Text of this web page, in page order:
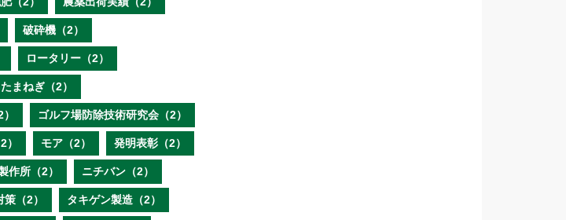
破砕機（2）
ロータリー（2）
たまねぎ（2）
ゴルフ場防除技術研究会（2）
モア（2） 発明表彰（2）
作所（2） ニチバン（2）
（2） タキゲン製造（2）